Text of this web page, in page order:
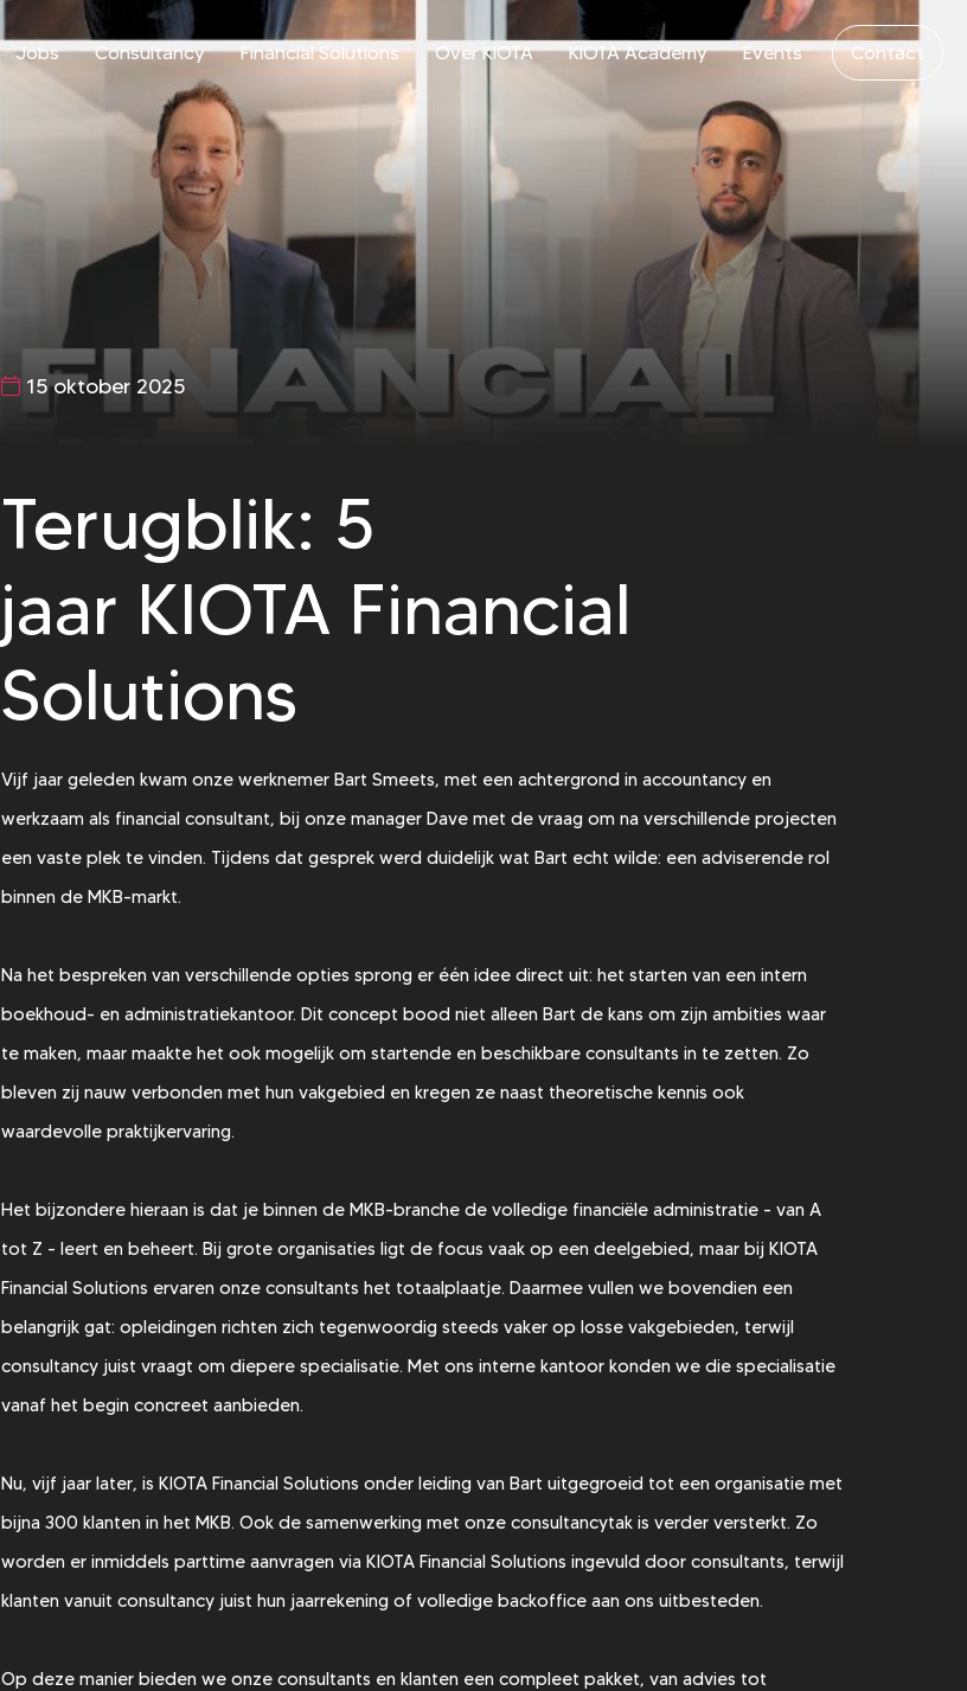
Jobs Consultancy Financial Solutions Over KIOTA KIOTA Academy Events Contact
15 oktober 2025
Terugblik: 5
jaar KIOTA Financial
Solutions
Vijf jaar geleden kwam onze werknemer Bart Smeets, met een achtergrond in accountancy en
werkzaam als financial consultant, bij onze manager Dave met de vraag om na verschillende projecten
een vaste plek te vinden. Tijdens dat gesprek werd duidelijk wat Bart echt wilde: een adviserende rol
binnen de MKB-markt.
Na het bespreken van verschillende opties sprong er één idee direct uit: het starten van een intern
boekhoud- en administratiekantoor. Dit concept bood niet alleen Bart de kans om zijn ambities waar
te maken, maar maakte het ook mogelijk om startende en beschikbare consultants in te zetten. Zo
bleven zij nauw verbonden met hun vakgebied en kregen ze naast theoretische kennis ook
waardevolle praktijkervaring.
Het bijzondere hieraan is dat je binnen de MKB-branche de volledige financiële administratie - van A
tot Z - leert en beheert. Bij grote organisaties ligt de focus vaak op een deelgebied, maar bij KIOTA
Financial Solutions ervaren onze consultants het totaalplaatje. Daarmee vullen we bovendien een
belangrijk gat: opleidingen richten zich tegenwoordig steeds vaker op losse vakgebieden, terwijl
consultancy juist vraagt om diepere specialisatie. Met ons interne kantoor konden we die specialisatie
vanaf het begin concreet aanbieden.
Nu, vijf jaar later, is KIOTA Financial Solutions onder leiding van Bart uitgegroeid tot een organisatie met
bijna 300 klanten in het MKB. Ook de samenwerking met onze consultancytak is verder versterkt. Zo
worden er inmiddels parttime aanvragen via KIOTA Financial Solutions ingevuld door consultants, terwijl
klanten vanuit consultancy juist hun jaarrekening of volledige backoffice aan ons uitbesteden.
Op deze manier bieden we onze consultants en klanten een compleet pakket, van advies tot